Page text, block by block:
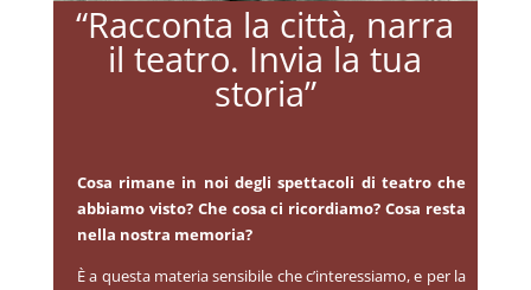
“Racconta la città, narra
il teatro. Invia la tua
storia”
Cosa rimane in noi degli spettacoli di teatro che
abbiamo visto? Che cosa ci ricordiamo? Cosa resta
nella nostra memoria?
È a questa materia sensibile che c’interessiamo, e per la